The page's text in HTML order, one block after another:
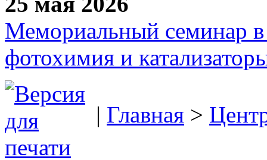
Мемориальный семинар в
фотохимия и
| Главная >